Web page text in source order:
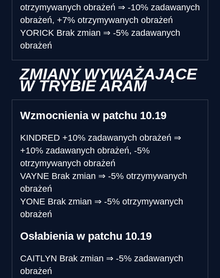
otrzymywanych obrażeń ⇒ -10% zadawanych
obrażeń, +7% otrzymywanych obrażeń
YORICK Brak zmian ⇒ -5% zadawanych
obrażeń
ZMIANY WYWAŻAJĄCE
W TRYBIE ARAM
Wzmocnienia w patchu 10.19
KINDRED +10% zadawanych obrażeń ⇒
+10% zadawanych obrażeń, -5%
otrzymywanych obrażeń
VAYNE Brak zmian ⇒ -5% otrzymywanych
obrażeń
YONE Brak zmian ⇒ -5% otrzymywanych
obrażeń
Osłabienia w patchu 10.19
CAITLYN Brak zmian ⇒ -5% zadawanych
obrażeń